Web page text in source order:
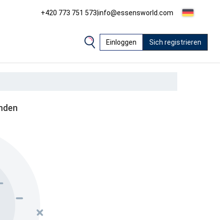
+420 773 751 573|info@essensworld.com
Einloggen Sich registrieren